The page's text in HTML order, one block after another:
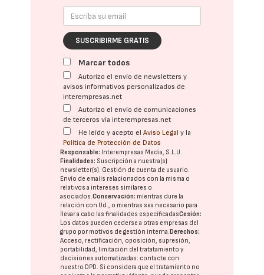
SUSCRIBIRME GRATIS
Marcar todos
Autorizo el envío de newsletters y
avisos informativos personalizados de
interempresas.net
Autorizo el envío de comunicaciones
de terceros vía interempresas.net
He leído y acepto elAviso Legal y la
Política de Protección de Datos
Responsable: Interempresas Media, S.L.U.
Finalidades: Suscripción a nuestra(s)
newsletter(s). Gestión de cuenta de usuario.
Envío de emails relacionados con la misma o
relativos a intereses similares o
asociados.Conservación: mientras dure la
relación con Ud., o mientras sea necesario para
llevar a cabo las finalidades especificadasCesión:
Los datos pueden cederse a otras empresas del
grupo por motivos de gestión interna. Derechos:
Acceso, rectificación, oposición, supresión,
portabilidad, limitación del tratatamiento y
decisiones automatizadas: contacte con
nuestro DPD. Si considera que el tratamiento no